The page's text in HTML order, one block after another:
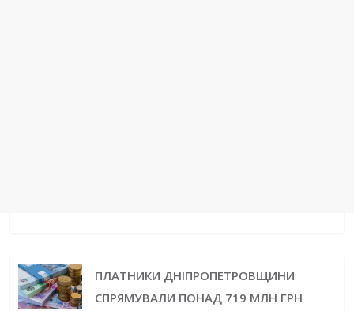
ПЛАТНИКИ ДНІПРОПЕТРОВЩИНИ
СПРЯМУВАЛИ ПОНАД 719 МЛН ГРН